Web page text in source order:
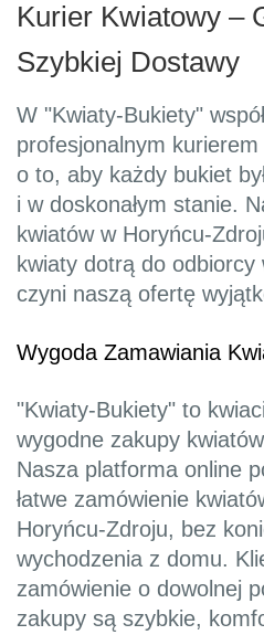
Kurier Kwiatowy –
Szybkiej Dostawy
W "Kwiaty-Bukiety"
profesjonalnym
o to, aby każdy bukiet
i w doskonałym stanie.
kwiatów w Horyńcu-
kwiaty dotrą do odbiorcy
czyni naszą ofertę
Wygoda Zamawiania
"Kwiaty-Bukiety" to
wygodne zakupy
Nasza platforma online
łatwe zamówienie
Horyńcu-Zdroju, bez
wychodzenia z domu.
zamówienie o dowolnej
zakupy są szybkie,